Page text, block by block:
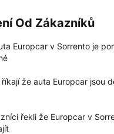
Od Zákazníků
Europcar v Sorrento je
že auta Europcar jsou
řekli že Europcar v